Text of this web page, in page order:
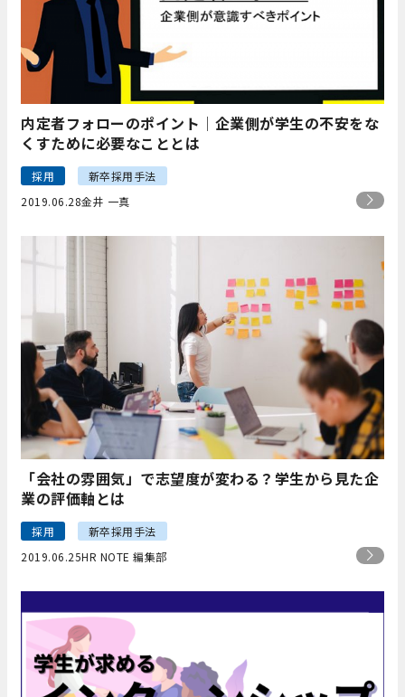
内定者フォローのポイント│企業側が学生の不安をな
くすために必要なこととは
採用
新卒採用手法
2019.06.28金井 一真
「会社の雰囲気」で志望度が変わる？学生から見た企
業の評価軸とは
採用
新卒採用手法
2019.06.25HR NOTE 編集部